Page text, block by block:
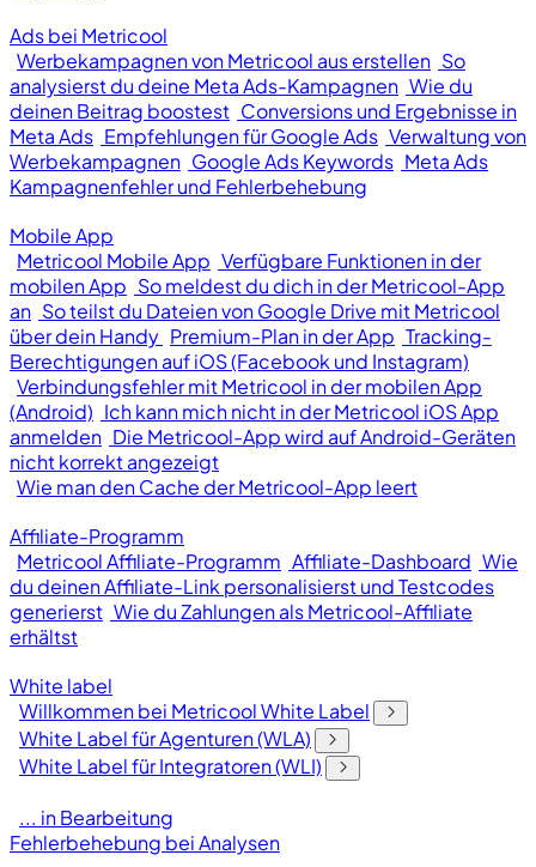
Ads bei Metricool
Werbekampagnen von Metricool aus erstellen So
analysierst du deine Meta Ads-Kampagnen Wie du
deinen Beitrag boostest Conversions und Ergebnisse in
Meta Ads Empfehlungen für Google Ads Verwaltung von
Werbekampagnen Google Ads Keywords Meta Ads
Kampagnenfehler und Fehlerbehebung
Mobile App
Metricool Mobile App Verfügbare Funktionen in der
mobilen App So meldest du dich in der Metricool-App
an So teilst du Dateien von Google Drive mit Metricool
über dein Handy Premium-Plan in der App Tracking-
Berechtigungen auf iOS (Facebook und Instagram)
Verbindungsfehler mit Metricool in der mobilen App
(Android) Ich kann mich nicht in der Metricool iOS App
anmelden Die Metricool-App wird auf Android-Geräten
nicht korrekt angezeigt
Wie man den Cache der Metricool-App leert
Affiliate-Programm
Metricool Affiliate-Programm Affiliate-Dashboard Wie
du deinen Affiliate-Link personalisierst und Testcodes
generierst Wie du Zahlungen als Metricool-Affiliate
erhältst
White label
Willkommen bei Metricool White Label
White Label für Agenturen (WLA)
White Label für Integratoren (WLI)
... in Bearbeitung
Fehlerbehebung bei Analysen